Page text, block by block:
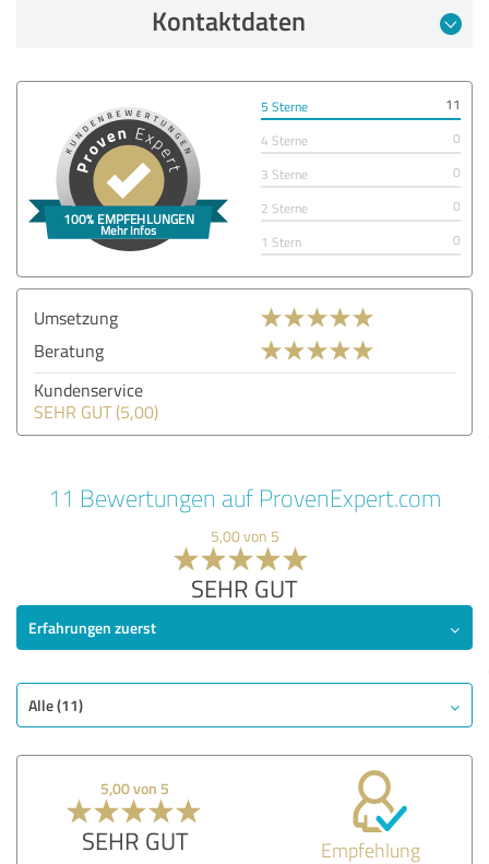
Kontaktdaten
5 Sterne
11
4 Sterne
0
3 Sterne
0
2 Sterne
0
1 Stern
0
Umsetzung
Beratung
Kundenservice
SEHR GUT (5,00)
11 Bewertungen auf ProvenExpert.com
5,00 von 5
SEHR GUT
Erfahrungen zuerst
Alle (11)
5,00 von 5
SEHR GUT Empfehlung